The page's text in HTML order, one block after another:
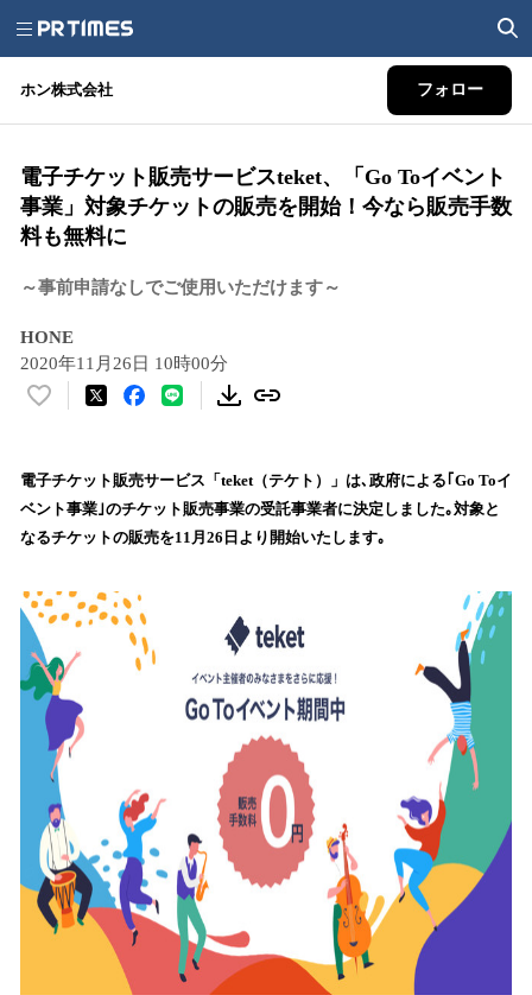
ホン株式会社 フォロー
電子チケット販売サービスteket、「Go Toイベント
事業」対象チケットの販売を開始！今なら販売手数
料も無料に
～事前申請なしでご使用いただけます～
HONE
2020年11月26日 10時00分
い
！
数
を
込
み
中
で
す
電子チケット販売サービス「teket（テケト）」は､政府による｢Go Toイ
ベント事業｣のチケット販売事業の受託事業者に決定しました｡対象と
なるチケットの販売を11月26日より開始いたします｡